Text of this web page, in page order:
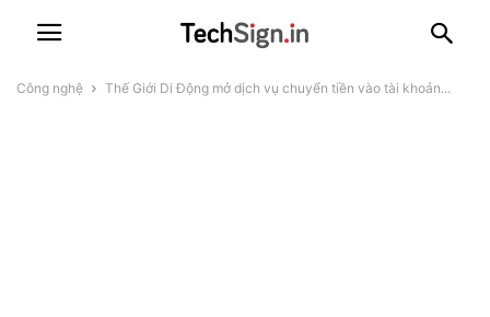
Công nghệ Thế Giới Di Động mở dịch vụ chuyển tiền vào tài khoản...